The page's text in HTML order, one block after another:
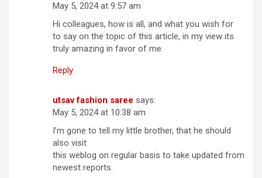
May 5, 2024 at 9:57 am
Hi colleagues, how is all, and what you wish for
to say on the topic of this article, in my view its
truly amazing in favor of me.
Reply
utsav fashion saree says:
May 5, 2024 at 10:38 am
I’m gone to tell my little brother, that he should
also visit
this weblog on regular basis to take updated from
newest reports.